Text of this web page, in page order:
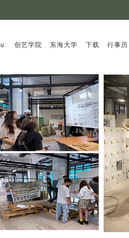
:::
创艺学院 东海大学 下载 行事历